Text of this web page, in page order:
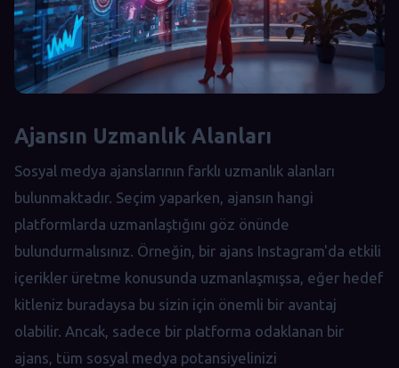
Ajansın Uzmanlık Alanları
Sosyal medya ajanslarının farklı uzmanlık alanları
bulunmaktadır. Seçim yaparken, ajansın hangi
platformlarda uzmanlaştığını göz önünde
bulundurmalısınız. Örneğin, bir ajans Instagram'da etkili
içerikler üretme konusunda uzmanlaşmışsa, eğer hedef
kitleniz buradaysa bu sizin için önemli bir avantaj
olabilir. Ancak, sadece bir platforma odaklanan bir
ajans, tüm sosyal medya potansiyelinizi